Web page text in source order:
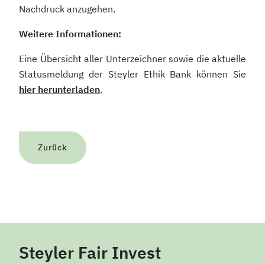
Nachdruck anzugehen.
Weitere Informationen:
Eine Übersicht aller Unterzeichner sowie die aktuelle
Statusmeldung der Steyler Ethik Bank können Sie
hier herunterladen.
Zurück
Steyler Fair Invest